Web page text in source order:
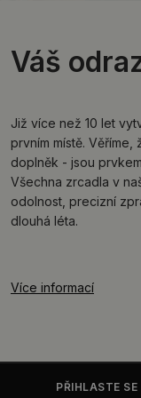
Váš
Již více než 10 let
prvním místě.
doplněk - jsou
Všechna zrcadla v
odolnost, precizní
dlouhá léta.
Více informací
PŘIHLASTE